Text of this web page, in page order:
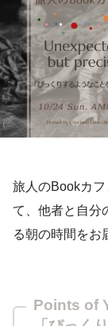
旅人のBookカ
て、他者と自分
る朝の時間をお
Points of